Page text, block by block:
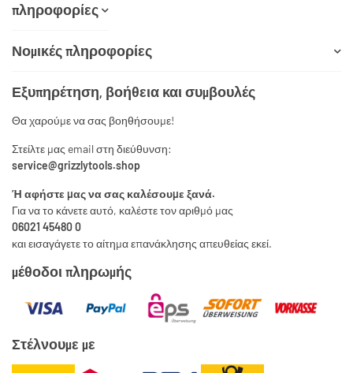
πληροφορίες
Νομικές πληροφορίες
Εξυπηρέτηση, βοήθεια και συμβουλές
Θα χαρούμε να σας βοηθήσουμε!
Στείλτε μας email στη διεύθυνση:
service@grizzlytools.shop
Ή αφήστε μας να σας καλέσουμε ξανά.
Για να το κάνετε αυτό, καλέστε τον αριθμό μας
06021 45480 0
και εισαγάγετε το αίτημα επανάκλησης απευθείας εκεί.
μέθοδοι πληρωμής
Στέλνουμε με